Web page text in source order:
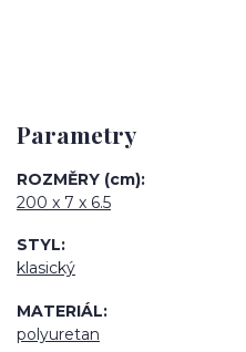
Parametry
ROZMĚRY (cm)
200 x 7 x 6.5
STYL
klasický
MATERIÁL
polyuretan